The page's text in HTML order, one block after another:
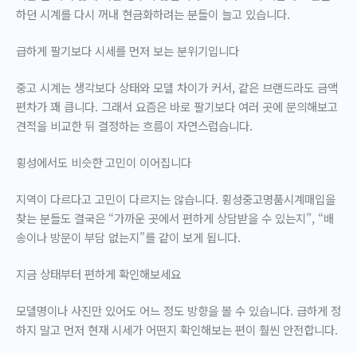
하던 시계를 다시 꺼내 현금화하려는 분들이 늘고 있습니다.
급하게 팔기보다 시세를 먼저 보는 분위기입니다
중고 시계는 생각보다 상태와 모델 차이가 커서, 같은 브랜드라도 금액
편차가 꽤 큽니다. 그래서 요즘은 바로 팔기보다 여러 곳에 문의해보고
견적을 비교한 뒤 결정하는 흐름이 자연스럽습니다.
횡성에서도 비슷한 고민이 이어집니다
지역이 다르다고 고민이 다르지는 않습니다. 횡성중고명품시계매입을
찾는 분들도 결국은 “가까운 곳에서 편하게 상담받을 수 있는지”, “배
송이나 방문이 부담 없는지”를 같이 보게 됩니다.
지금 상태부터 편하게 확인해보세요
모델명이나 사진만 있어도 어느 정도 방향을 볼 수 있습니다. 급하게 정
하지 말고 먼저 현재 시세가 어떤지 확인해보는 편이 훨씬 안전합니다.